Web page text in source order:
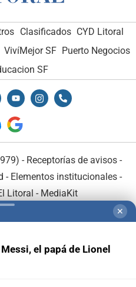
Clasificados CYD Litoral
VivíMejor SF Puerto Negocios
SF
- Receptorías de avisos -
- Elementos institucionales-
Litoral - MediaKit
✕
el papá de Lionel